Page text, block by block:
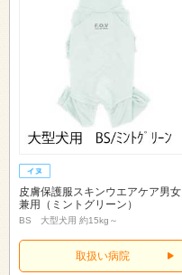
皮膚保護服スキンウエアケア男女
兼用（ミントグリーン）
BS 大型犬用 約15kg～
取扱い病院